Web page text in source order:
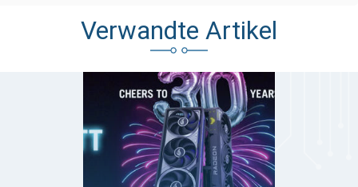
Verwandte Artikel